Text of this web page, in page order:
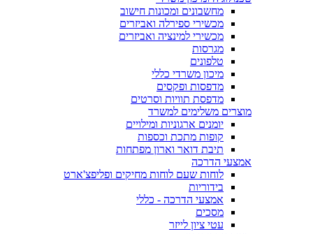
מחשבונים ומכונות חישוב
מכשירי ספירלה ואביזרים
מכשירי למינציה ואביזרים
מגרסות
טלפונים
מיכון משרדי כללי
מדפסות ופקסים
מדפסת תוויות וסרטים
מוצרים משלימים למשרד
יומנים ארגוניות ומילויים
קופות מתכת וכספות
תיבת דואר וארון מפתחות
אמצעי הדרכה
לוחות שעם לוחות מחיקים ופליפצ'ארט
בידוריות
אמצעי הדרכה - כללי
מסכים
עטי ציון לייזר